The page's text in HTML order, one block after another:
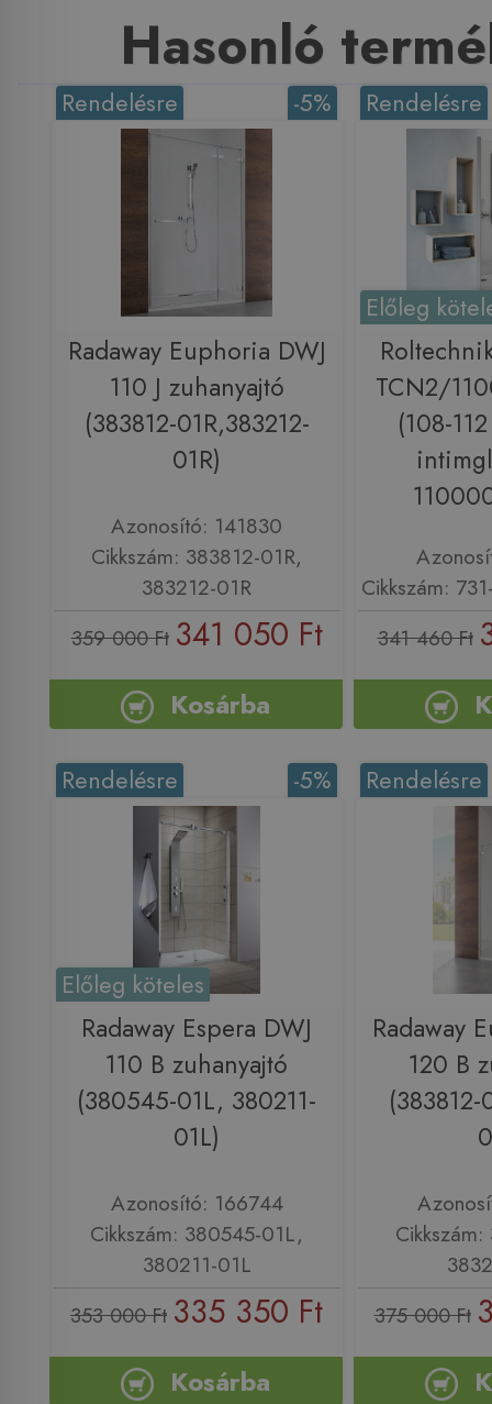
Hasonló
-5%
Rendelésre
Radaway Euphoria DWJ
110 J zuhanyajtó
(383812-01R,383212-
01R)
Azonosító: 141830
Cikkszám: 383812-01R,
383212-01R
359 000 Ft 341 050 Ft
Kosárba
Rendelésre
Előleg
TCN2/
(108-
Cikkszám:
341 460 Ft
-5%
Rendelésre
Előleg köteles
Radaway Espera DWJ
110 B zuhanyajtó
(380545-01L, 380211-
01L)
Azonosító: 166744
Cikkszám: 380545-01L,
380211-01L
353 000 Ft 335 350 Ft
Kosárba
Rendelésre
Radaway
120 B
(383812-
375 000 Ft